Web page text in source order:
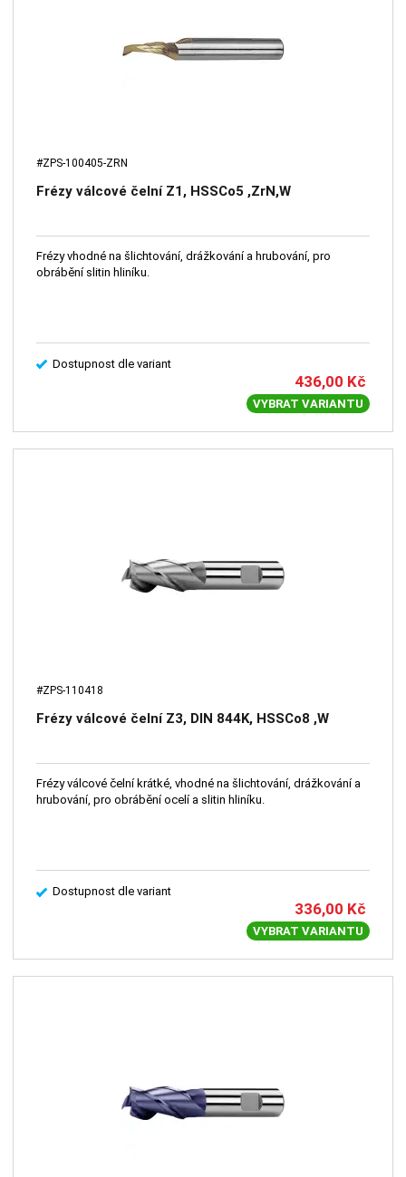
#ZPS-100405-ZRN
Frézy válcové čelní Z1, HSSCo5 ,ZrN,W
Frézy vhodné na šlichtování, drážkování a hrubování, pro
obrábění slitin hliníku.
Dostupnost dle variant
436,00 Kč
VYBRAT VARIANTU
#ZPS-110418
Frézy válcové čelní Z3, DIN 844K, HSSCo8 ,W
Frézy válcové čelní krátké, vhodné na šlichtování, drážkování a
hrubování, pro obrábění ocelí a slitin hliníku.
Dostupnost dle variant
336,00 Kč
VYBRAT VARIANTU